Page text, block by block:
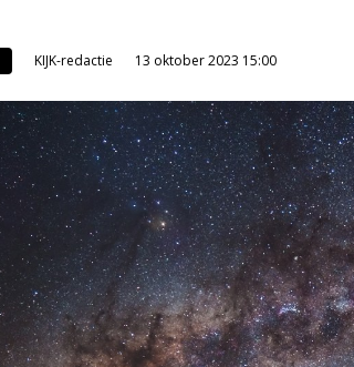
KIJK-redactie 13 oktober 2023 15:00